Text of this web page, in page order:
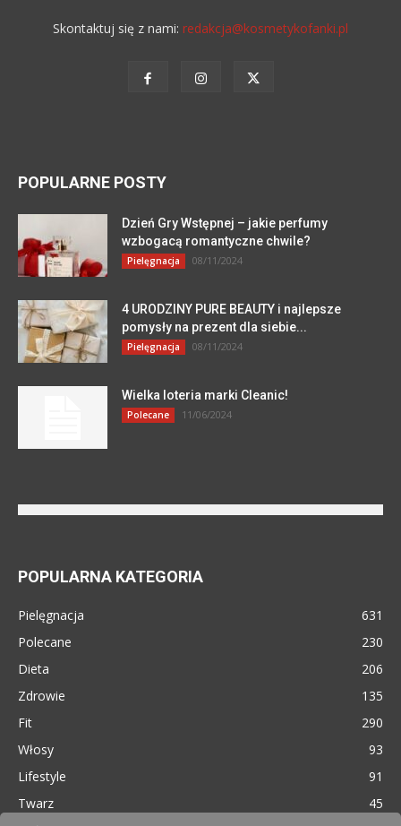
Skontaktuj się z nami: redakcja@kosmetykofanki.pl
POPULARNE POSTY
Dzień Gry Wstępnej – jakie perfumy
wzbogacą romantyczne chwile?
Pielęgnacja 08/11/2024
4 URODZINY PURE BEAUTY i najlepsze
pomysły na prezent dla siebie...
Pielęgnacja 08/11/2024
Wielka loteria marki Cleanic!
Polecane 11/06/2024
POPULARNA KATEGORIA
Pielęgnacja
631
Polecane
230
Dieta
206
Zdrowie
135
Fit
290
Włosy
93
Lifestyle
91
Twarz
45